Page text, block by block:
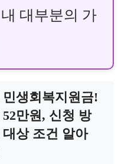
대부분의 가
민생회복지원금!
52만원, 신청 방
대상 조건 알아